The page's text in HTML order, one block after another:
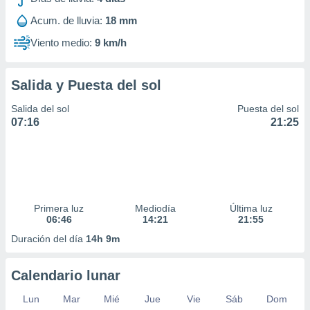
perfiles
utilizar
crear un
uso de
la
de
uso de
Acum. de lluvia: 18 mm
Viento medio: 9 km/h
Salida y Puesta del sol
Salida del sol
07:16
Puesta del sol
21:25
Primera luz
06:46
Mediodía
14:21
Última luz
21:55
Duración del día 14h 9m
Calendario lunar
Lun Mar Mié Jue Vie Sáb
Dom